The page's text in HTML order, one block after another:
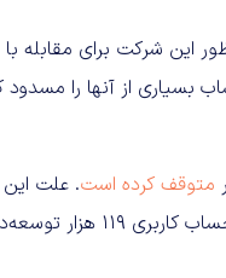
این شرکت برای مقابله با
متوقف کرده است. علت
برخی توسعه دهندگان، سیاست‌های این